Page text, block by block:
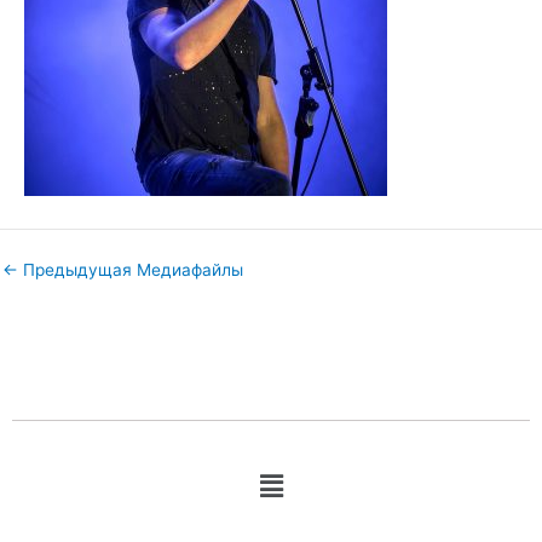
← Предыдущая Медиафайлы
Меню